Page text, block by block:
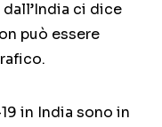
ci dice
può essere
in India sono in